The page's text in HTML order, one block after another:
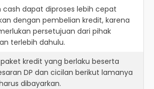
cash dapat diproses lebih cepat
dengan pembelian kredit, karena
persetujuan dari pihak
terlebih dahulu.
kredit yang berlaku beserta
DP dan cicilan berikut lamanya
dibayarkan.